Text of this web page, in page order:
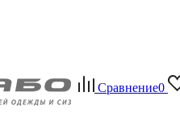
Сравнение0